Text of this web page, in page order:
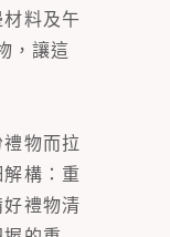
料及午
，讓這
物而拉
構：重
禮物清